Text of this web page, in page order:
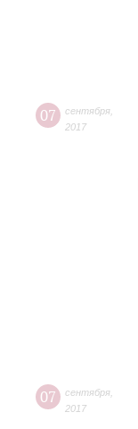
07 сентября
2017
07 сентября
2017